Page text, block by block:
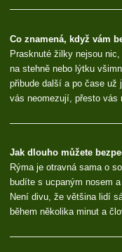
Co znamená, když vám
Prasknuté žilky nejsou
na stehně nebo lýtku
přibude další a po čase už
vás neomezují, přesto
Jak dlouho můžete
Rýma je otravná sama o
budíte s ucpaným nosem
Není divu, že většina lidí
během několika minut a